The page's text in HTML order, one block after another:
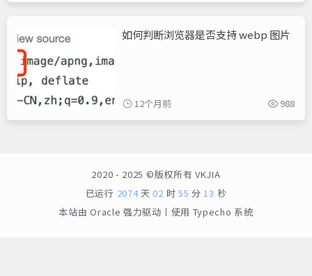
如何判断浏览器是否支持 webp 图片
12个月前 988
2020 - 2025 ©版权所有 VKJIA
已运行 2074天02 时 55 分13 秒
本站由 Oracle强力驱动丨使用 Typecho 系统